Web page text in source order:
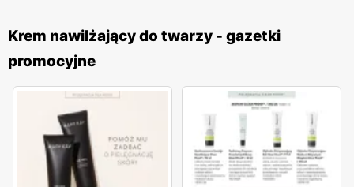
Krem nawilżający do twarzy - gazetki
promocyjne